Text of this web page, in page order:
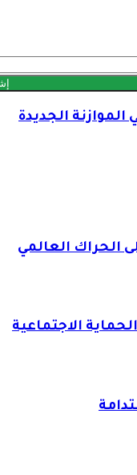
الجديدة
الحراك العالمي
الاجتماعية